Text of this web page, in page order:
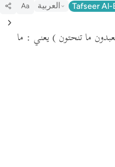
Aa العربية Tafseer Al-
ما تنحتون ) يعني : ما